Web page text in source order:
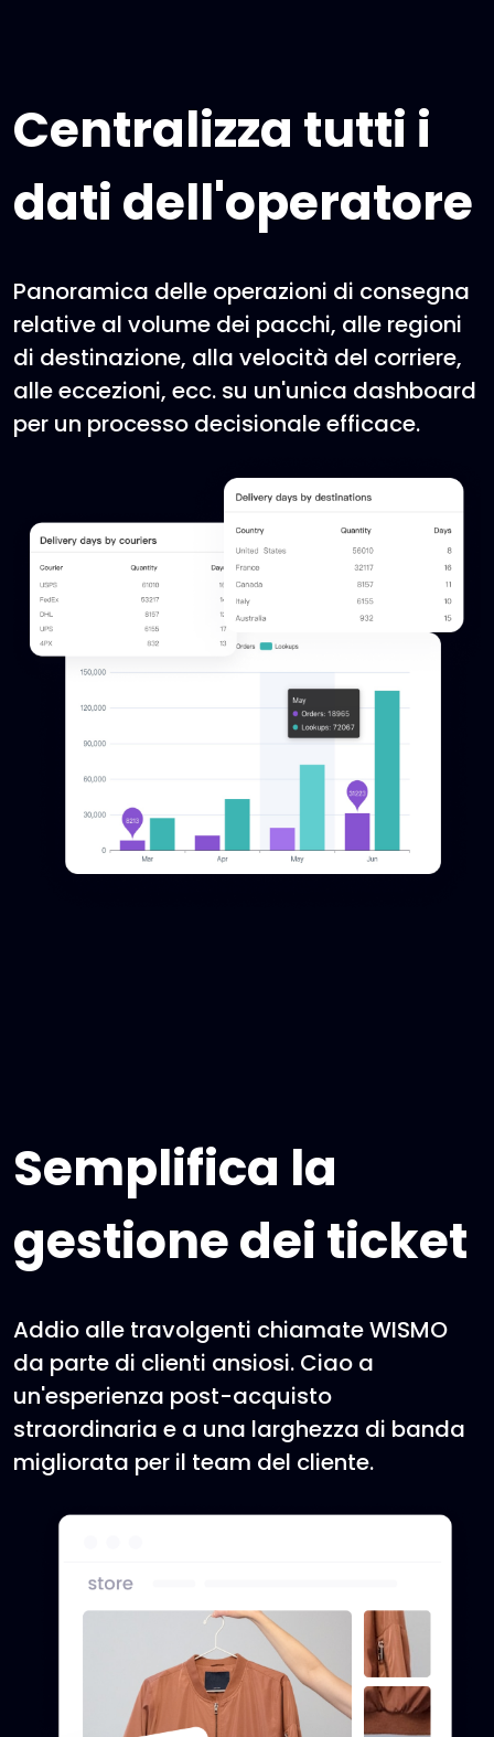
Centralizza tutti i
dati dell'operatore
Panoramica delle operazioni di consegna
relative al volume dei pacchi, alle regioni
di destinazione, alla velocità del corriere,
alle eccezioni, ecc. su un'unica dashboard
per un processo decisionale efficace.
Semplifica la
gestione dei ticket
Addio alle travolgenti chiamate WISMO
da parte di clienti ansiosi. Ciao a
un'esperienza post-acquisto
straordinaria e a una larghezza di banda
migliorata per il team del cliente.